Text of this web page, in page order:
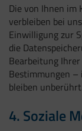
Die von Ihnen im
verbleiben bei
Einwilligung zur
die
Bearbeitung
Bestimmungen
bleiben
4. Soziale